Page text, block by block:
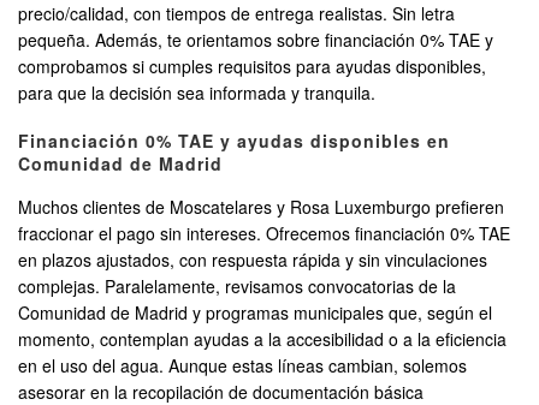
precio/calidad, con tiempos de entrega realistas. Sin letra
pequeña. Además, te orientamos sobre financiación 0% TAE y
comprobamos si cumples requisitos para ayudas disponibles,
para que la decisión sea informada y tranquila.
Financiación 0% TAE y ayudas disponibles en
Comunidad de Madrid
Muchos clientes de Moscatelares y Rosa Luxemburgo prefieren
fraccionar el pago sin intereses. Ofrecemos financiación 0% TAE
en plazos ajustados, con respuesta rápida y sin vinculaciones
complejas. Paralelamente, revisamos convocatorias de la
Comunidad de Madrid y programas municipales que, según el
momento, contemplan ayudas a la accesibilidad o a la eficiencia
en el uso del agua. Aunque estas líneas cambian, solemos
asesorar en la recopilación de documentación básica